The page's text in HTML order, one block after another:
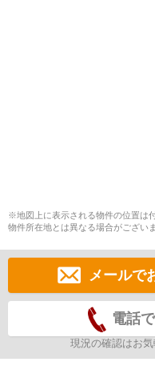
※地図上に表示される物件の位置は
物件所在地とは異なる場合がございま
メールで
電話
現況の確認はお気